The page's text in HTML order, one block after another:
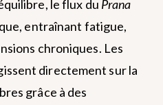
le flux du Prana
entraînant fatigue,
chroniques. Les
directement sur la
grâce à des